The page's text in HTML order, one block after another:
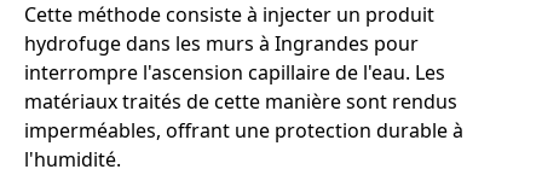
Cette méthode consiste à injecter un produit
hydrofuge dans les murs à Ingrandes pour
interrompre l'ascension capillaire de l'eau. Les
matériaux traités de cette manière sont rendus
imperméables, offrant une protection durable à
l'humidité.